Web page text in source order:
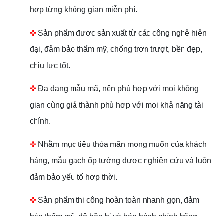
hợp từng không gian miễn phí.
✜ Sản phẩm được sản xuất từ các công nghệ hiện
đại, đảm bảo thẩm mỹ, chống trơn trượt, bền đẹp,
chịu lực tốt.
✜ Đa dạng mẫu mã, nên phù hợp với mọi không
gian cùng giá thành phù hợp với mọi khả năng tài
chính.
✜ Nhằm mục tiêu thỏa mãn mong muốn của khách
hàng, mẫu gạch ốp tường được nghiên cứu và luôn
đảm bảo yếu tố hợp thời.
✜ Sản phẩm thi công hoàn toàn nhanh gọn, đảm